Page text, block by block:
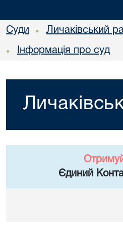
Суди • Личаківський
• Інформація про суд
Єдиний